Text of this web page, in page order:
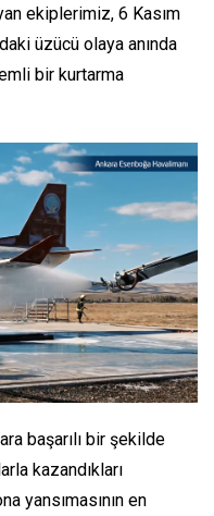
ekiplerimiz, 6 Kasım
üzücü olaya anında
bir kurtarma
başarılı bir şekilde
kazandıkları
yansımasının en